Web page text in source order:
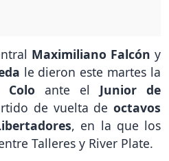
Maximiliano Falcón y
le dieron este martes la
Colo ante el Junior de
de vuelta de octavos
, en la que los
Talleres y River Plate.